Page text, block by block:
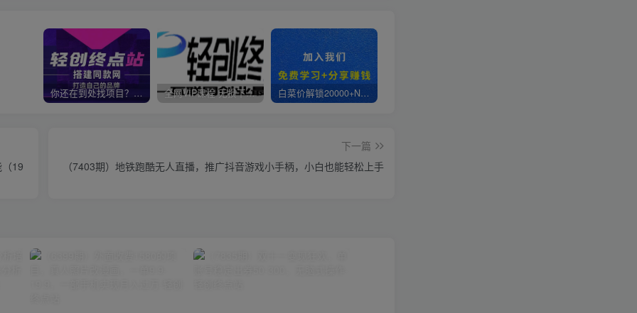
你还在到处找项目？还在当韭菜？我靠卖项目一个月收入5万+，曾经我也是个失败者。 全网VIP课程 无损下载~ 白菜价解锁20000+N个赚钱机会，加入轻创终点站会员，全站资源免费学习。
19
下一篇
（7403期）地铁跑酷无人直播，推广抖音游戏小手柄，小白也能轻松上手